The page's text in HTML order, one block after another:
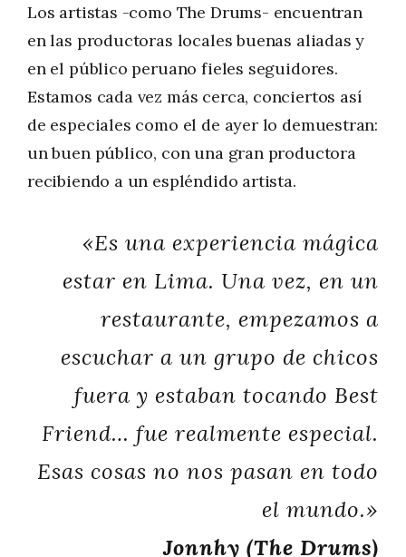
Los artistas -como The Drums- encuentran
en las productoras locales buenas aliadas y
en el público peruano fieles seguidores.
Estamos cada vez más cerca, conciertos así
de especiales como el de ayer lo demuestran:
un buen público, con una gran productora
recibiendo a un espléndido artista.
«Es una experiencia mágica
estar en Lima. Una vez, en un
restaurante, empezamos a
escuchar a un grupo de chicos
fuera y estaban tocando Best
Friend… fue realmente especial.
Esas cosas no nos pasan en todo
el mundo.»
Jonnhy (The Drums)